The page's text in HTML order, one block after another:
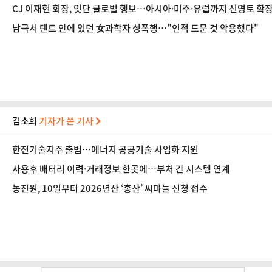
CJ 이재현 회장, 잇단 글로벌 행보…아시아·미주·유럽까지 신영토 확
남극서 텐트 안에 있던 女과학자 성폭행…"인적 드문 것 악용했다"
김소희 기자가 쓴 기사
한전기술지주 출범…에너지 공공기술 사업화 지원
사용후 배터리 이력·거래정보 한곳에…부처 간 시스템 연계
농진원, 10일부터 2026년산 ‘홍산’ 씨마늘 신청 접수